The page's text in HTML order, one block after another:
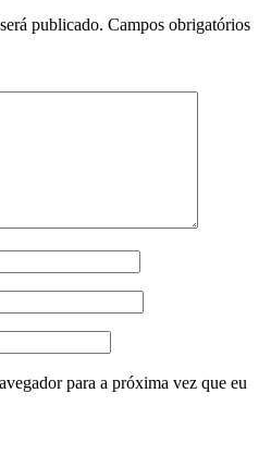
publicado. Campos obrigatórios
para a próxima vez que eu